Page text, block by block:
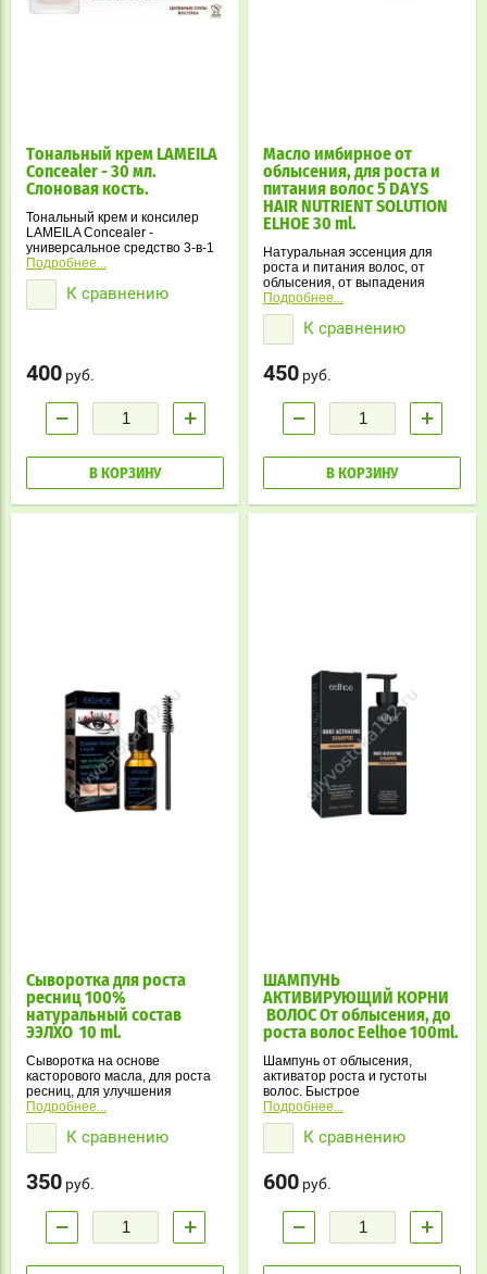
Тональный крем LAMEILA
Concealer - 30 мл.
Слоновая кость.
Тональный крем и консилер
LAMEILA Concealer -
универсальное средство 3-в-1
для идеальной кожи.
Увлажняет, корректирует
форму лица и создает ровный,
бархатистый тон без изъянов.
Подробнее...
К сравнению
400 руб.
− +
В КОРЗИНУ
Масло имбирное от
облысения, для роста и
питания волос 5 DAYS
HAIR NUTRIENT SOLUTION
ELHOE 30 ml.
Натуральная эссенция для
роста и питания волос, от
облысения, от выпадения
волос.
Восстановление фолликул,
ускорение роста и улучшение
густоты и толщины волос.
Подробнее...
К сравнению
450 руб.
− +
В КОРЗИНУ
Сыворотка для роста
ресниц 100%
натуральный состав
ЭЭЛХО 10 ml.
Сыворотка на основе
касторового масла, для роста
ресниц, для улучшения
толщины, густоты, для
улучшения формы ресниц.
Подробнее...
К сравнению
350 руб.
− +
ШАМПУНЬ
АКТИВИРУЮЩИЙ КОРНИ
ВОЛОС От облысения, до
роста волос Eelhoe 100ml.
Шампунь от облысения,
активатор роста и густоты
волос. Быстрое
восстановление, натуральный
состав. Для всех типов волос.
Подробнее...
К сравнению
600 руб.
− +